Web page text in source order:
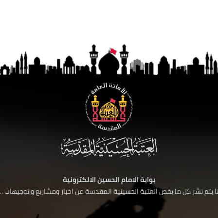
بوابة الامام الحسين الالكترونية
يتم نشر كل ما يخص العتبة الحسينية المقدسة من اخبار ومشاريع و توجيهات